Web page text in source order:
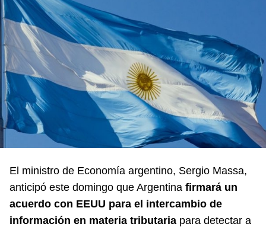
El ministro de Economía argentino, Sergio Massa,
anticipó este domingo que Argentina firmará un
acuerdo con EEUU para el intercambio de
información en materia tributaria para detectar a